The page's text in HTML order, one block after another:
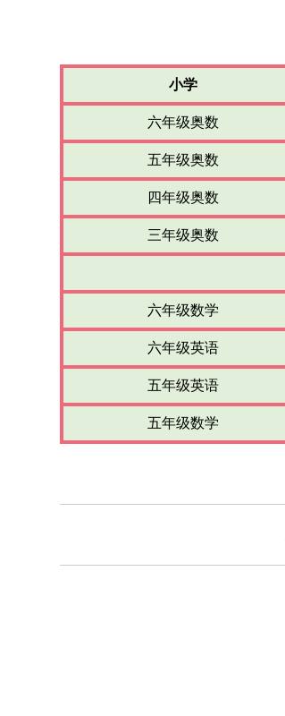
小学
六年级奥数
五年级奥数
四年级奥数
三年级奥数
六年级数学
六年级英语
五年级英语
五年级数学